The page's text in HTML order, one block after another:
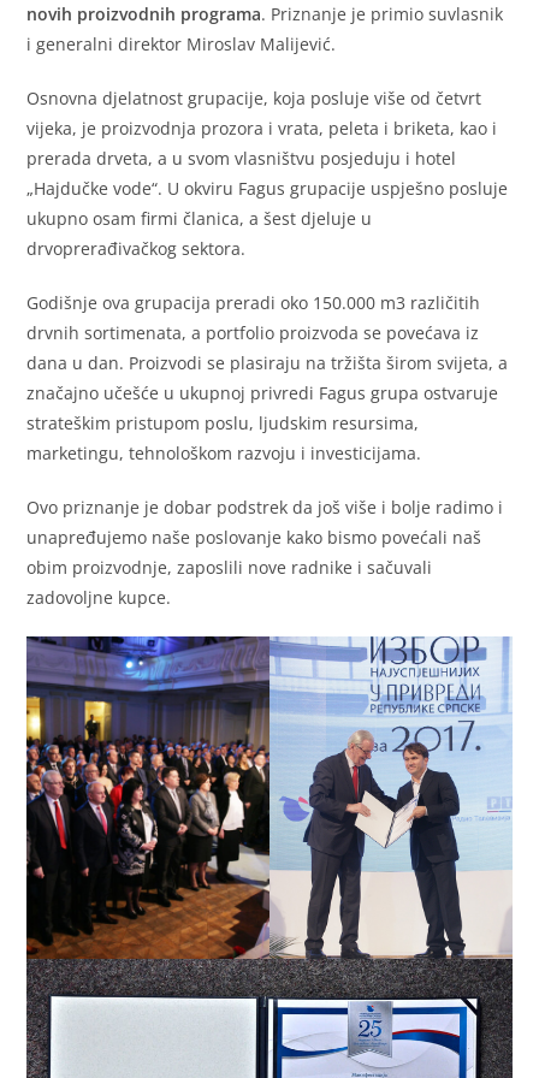
novih proizvodnih programa. Priznanje je primio suvlasnik
i generalni direktor Miroslav Malijević.
Osnovna djelatnost grupacije, koja posluje više od četvrt
vijeka, je proizvodnja prozora i vrata, peleta i briketa, kao i
prerada drveta, a u svom vlasništvu posjeduju i hotel
„Hajdučke vode“. U okviru Fagus grupacije uspješno posluje
ukupno osam firmi članica, a šest djeluje u
drvoprerađivačkog sektora.
Godišnje ova grupacija preradi oko 150.000 m3 različitih
drvnih sortimenata, a portfolio proizvoda se povećava iz
dana u dan. Proizvodi se plasiraju na tržišta širom svijeta, a
značajno učešće u ukupnoj privredi Fagus grupa ostvaruje
strateškim pristupom poslu, ljudskim resursima,
marketingu, tehnološkom razvoju i investicijama.
Ovo priznanje je dobar podstrek da još više i bolje radimo i
unapređujemo naše poslovanje kako bismo povećali naš
obim proizvodnje, zaposlili nove radnike i sačuvali
zadovoljne kupce.